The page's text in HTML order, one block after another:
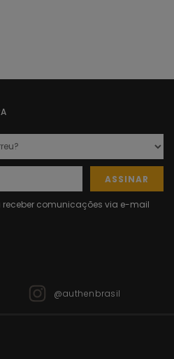
ASSINAR
@authenbrasil